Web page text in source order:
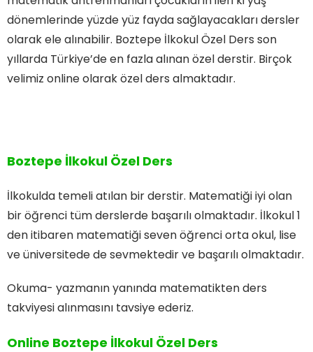
dönemlerinde yüzde yüz fayda sağlayacakları dersler
olarak ele alınabilir. Boztepe İlkokul Özel Ders son
yıllarda Türkiye’de en fazla alınan özel derstir. Birçok
velimiz online olarak özel ders almaktadır.
Boztepe İlkokul Özel Ders
İlkokulda temeli atılan bir derstir. Matematiği iyi olan
bir öğrenci tüm derslerde başarılı olmaktadır. İlkokul 1
den itibaren matematiği seven öğrenci orta okul, lise
ve üniversitede de sevmektedir ve başarılı olmaktadır.
Okuma- yazmanın yanında matematikten ders
takviyesi alınmasını tavsiye ederiz.
Online Boztepe İlkokul Özel Ders